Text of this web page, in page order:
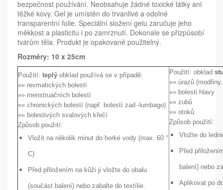
bezpečnost používání. Neobsahuje žádné toxické látky ani
těžké kovy. Gel je umístěn do trvanlivé a odolné
transparentní folie. Speciální složení gelu zaručuje jeho
měkkost a plasticitu i po zamrznutí. Dokonale se přizpůsobí
tvarům těla. Produkt je opakovaně použitelný.
Rozměry: 10 x 25cm
Použití: teplý obklad používá se v případě:
»» revmatických bolestí
»» menstruačních bolestí
»» chronických bolestí (např. bolestí zad -lumbago)
»» bolestivých svalových křečí
Způsob použití:
Vložit na několik minut do horké vody (max. 60 °
C)
Před přiložením na kůži ji vložte do obalu
(součást balení) nebo zabalte do textílie.
Použití: obklad
»» úrazů
»» bolesti hlavy
»» zubů
»» otoků
Způsob použití:
Vložte do
Před
balení) nebo
Aplikovat po